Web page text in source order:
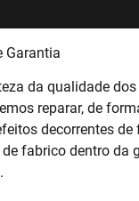
Garantia
da qualidade
reparar, de
decorrentes de
fabrico dentro da